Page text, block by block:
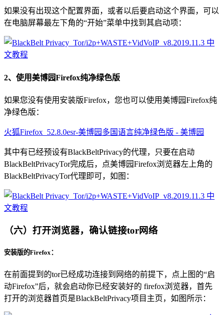
如果没有出现这个配置界面，或者以后要启动这个界面，可以
在电脑屏幕最左下角的“开始”菜单中找到其启动项：
2、使用美博园Firefox纯净绿色版
如果您没有使用安装版Firefox，您也可以使用美博园Firefox纯
净绿色版：
火狐Firefox_52.8.0esr-美博园多国语言纯净绿色版 - 美博园
其中有已经预设有BlackBeltPrivacy的代理，只要在启动
BlackBeltPrivacyTor完成后，点美博园Firefox浏览器左上角的
BlackBeltPrivacyTor代理即可，如图：
（六）打开浏览器，确认链接tor网络
安装版的Firefox：
在前面提到的tor已经成功连接到网络的前提下，点上图的“启
动Firefox”后，就会启动你已经安装好的 firefox浏览器，首先
打开的浏览器首页是BlackBeltPrivacy项目主页，如图所示：